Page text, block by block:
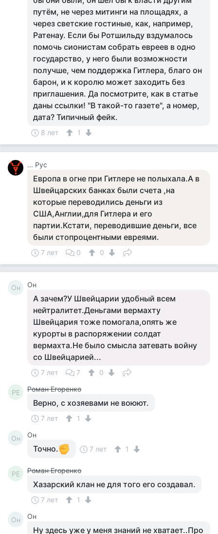
путём, не через митинги на площадях, а
через светские гостиные, как, например,
Ратенау. Если бы Ротшильду вздумалось
помочь сионистам собрать евреев в одно
государство, у него были возможности
получше, чем поддержка Гитлера, благо он
барон, и к королю может заходить без
приглашения. Да посмотрите, как в статье
даны ссылки! "В такой-то газете", а номер,
дата? Типичный фейк.
8 лет 1
... Рус
Европа в огне при Гитлере не полыхала.А в
Швейцарских банках были счета ,на
которые переводились деньги из
США,Англии,для Гитлера и его
партии.Кстати, переводившие деньги, все
были стопроцентными евреями.
7 лет 0 0
Он Он
А зачем?У Швейцарии удобный всем
нейтралитет.Деньгами вермахту
Швейцария тоже помогала,опять же
курорты в распоряжении солдат
вермахта.Не было смысла затевать войну
со Швейцарией...
7 лет 7 0
РЕ Роман Егоренко
Верно, с хозяевами не воюют.
7 лет 1
Он Он
Точно. 7 лет 1
РЕ Роман Егоренко
Хазарский клан не для того его создавал.
7 лет 1
Он Он
Ну здесь уже у меня знаний не хватает..Про